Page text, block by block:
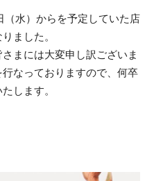
水）からを予定していた店
ました。
まには大変申し訳ございま
なっておりますので、何卒
します。